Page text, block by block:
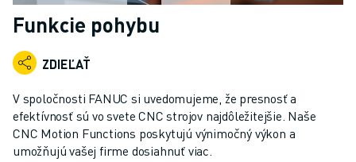
PRIEMYSELNÉ ROBOTY
KOLABORATÍVNE ROBOTY
ROZSAH ROBOTOV
OVLÁDAČE ROBOTOV - CONTROLLERY
PRÍSLUŠENSTVO K ROBOTOM
SOFTVÉR PRE ROBOTY
SIMULAČNÝ SOFTVÉR
ROBOTICKÉ VZDELÁVACIE BUNKY
Funkcie pohybu
ZDIEĽAŤ
V spoločnosti FANUC si uvedomujeme, že presnosť a
efektívnosť sú vo svete CNC strojov najdôležitejšie. Naše
CNC Motion Functions poskytujú výnimočný výkon a
umožňujú vašej firme dosiahnuť viac.